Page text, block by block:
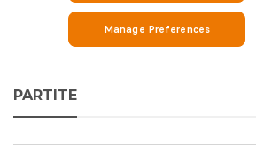
PARTITE